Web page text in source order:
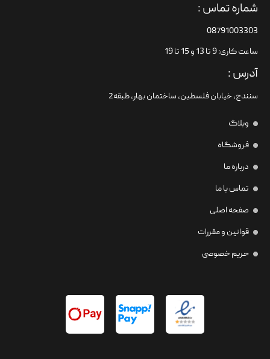
شماره تماس :
08791003303
ساعت کاری: 9 تا 13 و 15 تا 19
آدرس :
سنندج، خیابان فلسطین،‌ ساختمان بهار، طبقه2
وبلاگ
فروشگاه
درباره ما
تماس با ما
صفحه اصلی
قوانین و مقررات
حریم خصوصی